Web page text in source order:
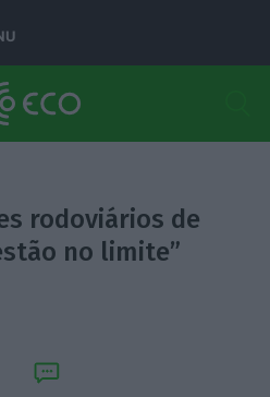
rodoviários de
no limite”